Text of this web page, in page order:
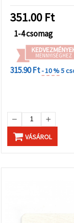
351.00 Ft
1-4 csomag
MENNYISÉGHEZ
315.90 Ft- 10 %5
VÁSÁROL